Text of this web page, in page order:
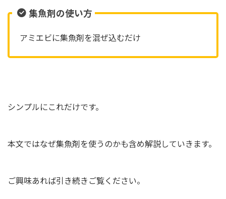
集魚剤の使い方
アミエビに集魚剤を混ぜ込むだけ
シンプルにこれだけです。
本文ではなぜ集魚剤を使うのかも含め解説していきます。
ご興味あれば引き続きご覧ください。